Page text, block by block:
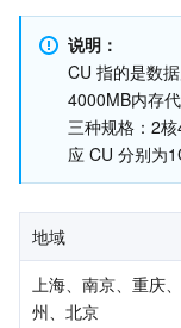
云数据库 SQL
TDSQL
云数据库
游戏数据库
云数据库 Tendis
时序数据库
数据传输服务
数据库专家服务
数据库智能管家
数据库管理中心
网络
私有网络
负载均衡
网关负载均衡
专线接入
数据安全
数据安全治理中
密钥管理系统
凭据管理系统
业务安全
验证码
文本内容安全
安全服务
渗透测试服务
云安全
说明：
CU 指的是数
4000MB内存
三种规格：2
应 CU 分别为
地域
上海、南京、重庆
州、北京